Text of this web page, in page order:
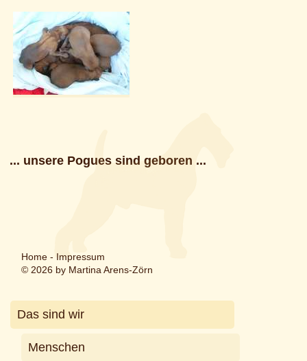
... unsere Pogues sind geboren ...
Home- Impressum
© 2026 by Martina Arens-Zörn
Das sind wir
Menschen